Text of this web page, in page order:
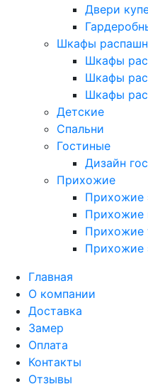
Двери
Шкафы
Шкафы
Шкафы
Шкафы
Детские
Спальни
Гостиные
Дизайн
Прихожие
Прихожие
Прихожие
Прихожие
Прихожие
Главная
О компании
Доставка
Замер
Оплата
Контакты
Отзывы